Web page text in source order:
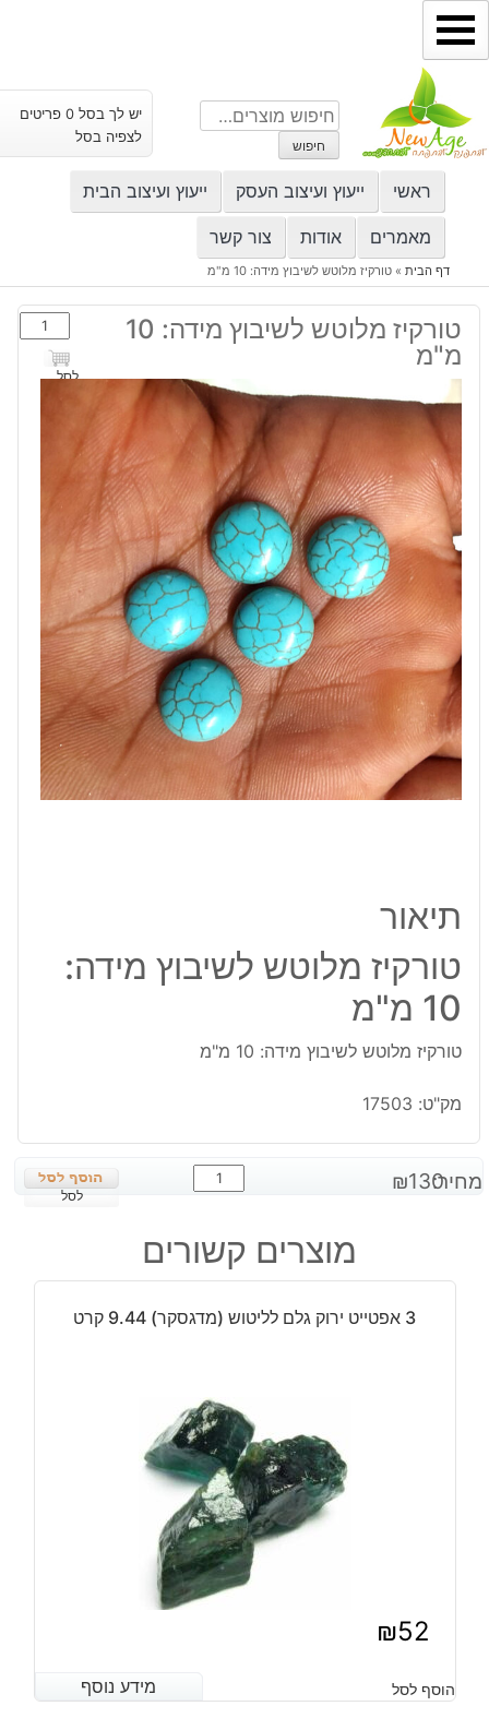
דילוג
לתוכן
חיפוש
עבור:
חיפוש
יש לך בסל 0 פריטים
לצפיה בסל
ראשי ייעוץ ועיצוב העסק ייעוץ ועיצוב הבית
מאמרים אודות צור קשר
דף הבית» טורקיז מלוטש לשיבוץ מידה: 10 מ"מ
טורקיז מלוטש לשיבוץ מידה: 10
מ"מ
כמות
של
טורקיז
10
מ"מ
לסל
תיאור
טורקיז מלוטש לשיבוץ מידה:
10 מ"מ
טורקיז מלוטש לשיבוץ מידה: 10 מ"מ
מק"ט: 17503
מחיר: ₪130
כמות
של
מלוטש
לשיבוץ
10
לסל
מוצרים קשורים
3 אפטייט ירוק גלם לליטוש (מדגסקר) 9.44 קרט
₪52
מידע נוסף הוסף לסל מידע נוסף